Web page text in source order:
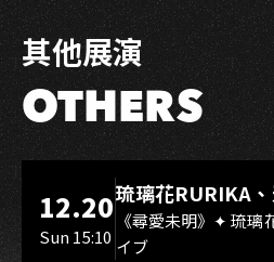
其他展演
OTHERS
LIVE WAREHOUSE 小庫
12.20
Sun 15:10
琉璃花RURIKA
Rebirth、
スマイル（O.A.）
《尋愛未明》✦ 琉
イブ